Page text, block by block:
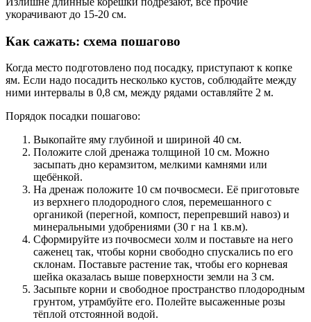
укорачивают до 15-20 см.
Как сажать: схема пошагово
Когда место подготовлено под посадку, приступают к копке
ям. Если надо посадить несколько кустов, соблюдайте между
ними интервалы в 0,8 см, между рядами оставляйте 2 м.
Порядок посадки пошагово:
Выкопайте яму глубиной и шириной 40 см.
Положите слой дренажа толщиной 10 см. Можно
засыпать дно керамзитом, мелкими камнями или
щебёнкой.
На дренаж положите 10 см почвосмеси. Её приготовьте
из верхнего плодородного слоя, перемешанного с
органикой (перегной, компост, перепревший навоз) и
минеральными удобрениями (30 г на 1 кв.м).
Сформируйте из почвосмеси холм и поставьте на него
саженец так, чтобы корни свободно спускались по его
склонам. Поставьте растение так, чтобы его корневая
шейка оказалась выше поверхности земли на 3 см.
Засыпьте корни и свободное пространство плодородным
грунтом, утрамбуйте его. Полейте высаженные розы
тёплой отстоянной водой.